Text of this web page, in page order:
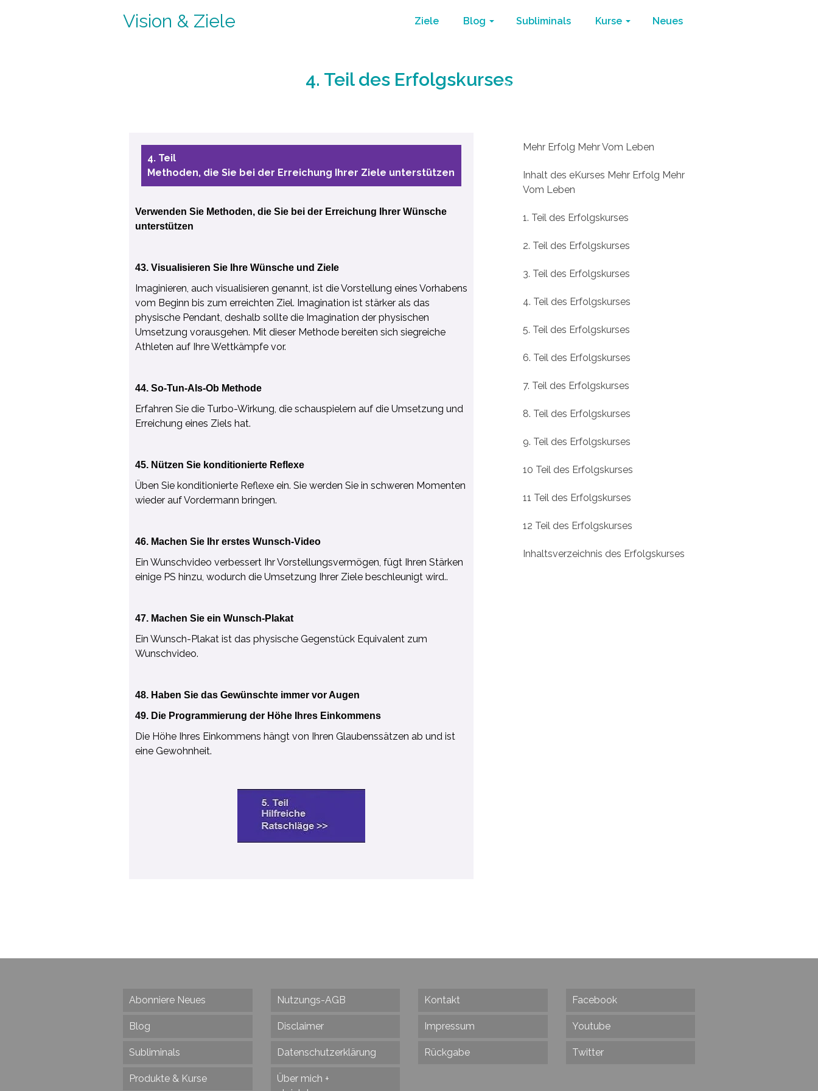
Vision & Ziele Ziele Blog Subliminals Kurse Neues
4. Teil des Erfolgskurses
Home
4. Teil
Methoden, die Sie bei der Erreichung Ihrer Ziele unterstützen
Verwenden Sie Methoden, die Sie bei der Erreichung Ihrer Wünsche
unterstützen
43. Visualisieren Sie Ihre Wünsche und Ziele
Imaginieren, auch visualisieren genannt, ist die Vorstellung eines Vorhabens
vom Beginn bis zum erreichten Ziel. Imagination ist stärker als das
physische Pendant, deshalb sollte die Imagination der physischen
Umsetzung vorausgehen. Mit dieser Methode bereiten sich siegreiche
Athleten auf Ihre Wettkämpfe vor.
44. So-Tun-Als-Ob Methode
Erfahren Sie die Turbo-Wirkung, die schauspielern auf die Umsetzung und
Erreichung eines Ziels hat.
45. Nützen Sie konditionierte Reflexe
Üben Sie konditionierte Reflexe ein. Sie werden Sie in schweren Momenten
wieder auf Vordermann bringen.
46. Machen Sie Ihr erstes Wunsch-Video
Ein Wunschvideo verbessert Ihr Vorstellungsvermögen, fügt Ihren Stärken
einige PS hinzu, wodurch die Umsetzung Ihrer Ziele beschleunigt wird..
47. Machen Sie ein Wunsch-Plakat
Ein Wunsch-Plakat ist das physische Gegenstück Equivalent zum
Wunschvideo.
48. Haben Sie das Gewünschte immer vor Augen
49. Die Programmierung der Höhe Ihres Einkommens
Die Höhe Ihres Einkommens hängt von Ihren Glaubenssätzen ab und ist
eine Gewohnheit.
Mehr Erfolg Mehr Vom Leben
Inhalt des eKurses Mehr Erfolg Mehr
Vom Leben
1. Teil des Erfolgskurses
2. Teil des Erfolgskurses
3. Teil des Erfolgskurses
4. Teil des Erfolgskurses
5. Teil des Erfolgskurses
6. Teil des Erfolgskurses
7. Teil des Erfolgskurses
8. Teil des Erfolgskurses
9. Teil des Erfolgskurses
10 Teil des Erfolgskurses
11 Teil des Erfolgskurses
12 Teil des Erfolgskurses
Inhaltsverzeichnis des Erfolgskurses
Abonniere Neues
Blog
Subliminals
Produkte & Kurse
Nutzungs-AGB
Disclaimer
Datenschutzerklärung
Über mich +
Kontakt
Impressum
Rückgabe
Facebook
Youtube
Twitter